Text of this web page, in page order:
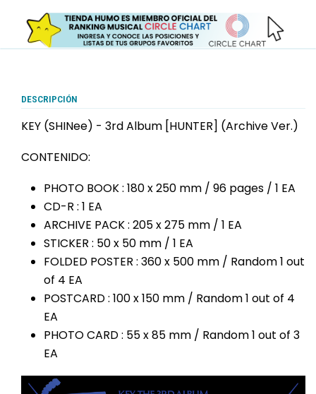
DESCRIPCIÓN
KEY (SHINee) - 3rd Album [HUNTER] (Archive Ver.)
CONTENIDO:
PHOTO BOOK : 180 x 250 mm / 96 pages / 1 EA
CD-R : 1 EA
ARCHIVE PACK : 205 x 275 mm / 1 EA
STICKER : 50 x 50 mm / 1 EA
FOLDED POSTER : 360 x 500 mm / Random 1 out
of 4 EA
POSTCARD : 100 x 150 mm / Random 1 out of 4
EA
PHOTO CARD : 55 x 85 mm / Random 1 out of 3
EA